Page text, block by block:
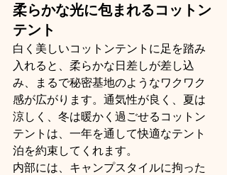
柔らかな光に包まれるコットン
テント
白く美しいコットンテントに足を踏み
入れると、柔らかな日差しが差し込
み、まるで秘密基地のようなワクワク
感が広がります。通気性が良く、夏は
涼しく、冬は暖かく過ごせるコットン
テントは、一年を通して快適なテント
泊を約束してくれます。
内部には、キャンプスタイルに拘った